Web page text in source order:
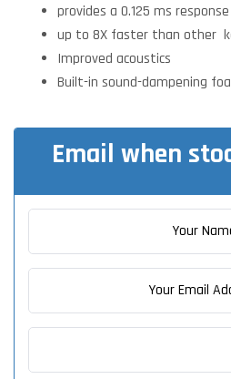
provides a 0.125 ms
up to 8X faster than other
Improved acoustics
Built-in sound-dampening
Email when